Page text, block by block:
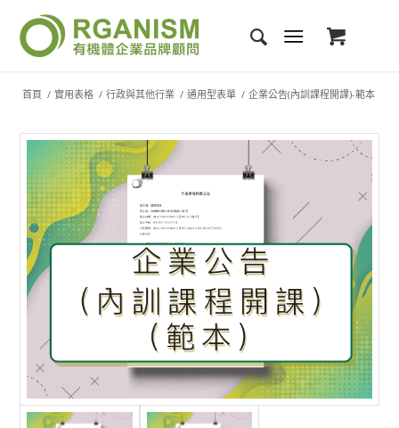
首頁 / 實用表格 / 行政與其他行業 / 通用型表單 / 企業公告(內訓課程開課)-範本